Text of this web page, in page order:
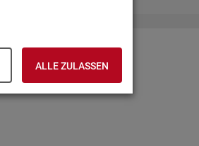
ALLE ZULASSEN
der BA